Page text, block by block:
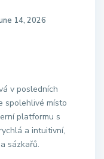
14, 2026
v posledních
spolehlivé místo
platformu s
a intuitivní,
sázkařů.